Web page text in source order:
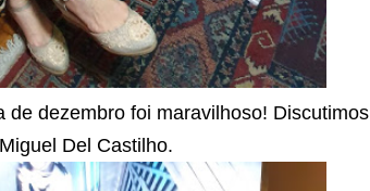
de dezembro foi maravilhoso! Discutimos
Del Castilho.